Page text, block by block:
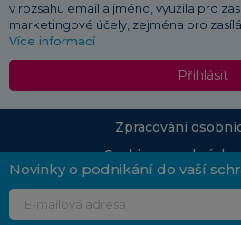
v rozsahu email a jméno, využila pro
marketingové účely, zejména pro
Více informací
Přihlásit
Zpracování
Cookies a podmínky
Průvodce podnikáním | Vydává: Československá
Novinky o podnikání do vaší